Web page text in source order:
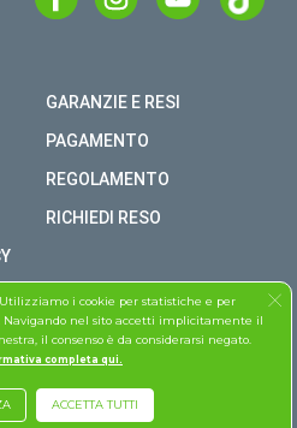
GARANZIE E RESI
PAGAMENTO
REGOLAMENTO
RICHIEDI RESO
S.R.L. P.I. 02979990609
i cookie per statistiche e per
nel sito accetti implicitamente il
il consenso è da considerarsi negato.
completa qui.
ACCETTA TUTTI